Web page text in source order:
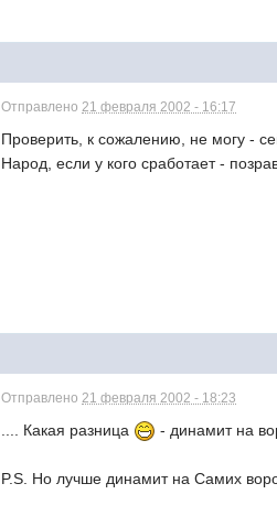
Отправлено 21 февраля 2002 - 16:17
Проверить, к сожалению, не могу -
Народ, если у кого сработает -
Отправлено 21 февраля 2002 - 18:23
.... Какая разница - динамит на
P.S. Но лучше динамит на Самих